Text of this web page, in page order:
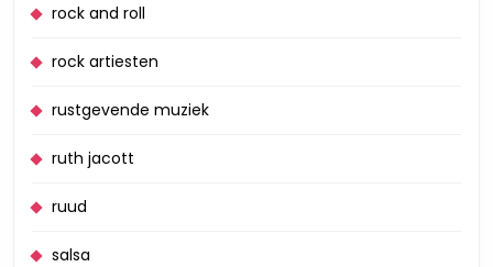
rock and roll
rock artiesten
rustgevende muziek
ruth jacott
ruud
salsa